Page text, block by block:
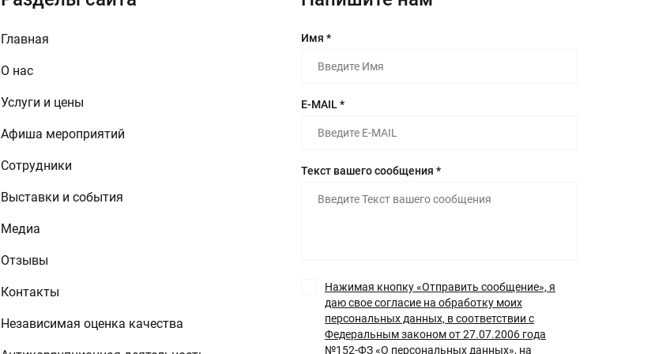
Главная
О нас
Услуги и цены
Афиша мероприятий
Сотрудники
Выставки и события
Медиа
Отзывы
Контакты
Независимая оценка качества
Имя *
E-MAIL *
Текст вашего сообщения *
Нажимая кнопку «Отправить сообщение», я
даю свое согласие на обработку моих
персональных данных, в соответствии с
Федеральным законом от 27.07.2006 года
№152-ФЗ «О персональных данных», на